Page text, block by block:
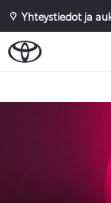
Yhteystiedot ja